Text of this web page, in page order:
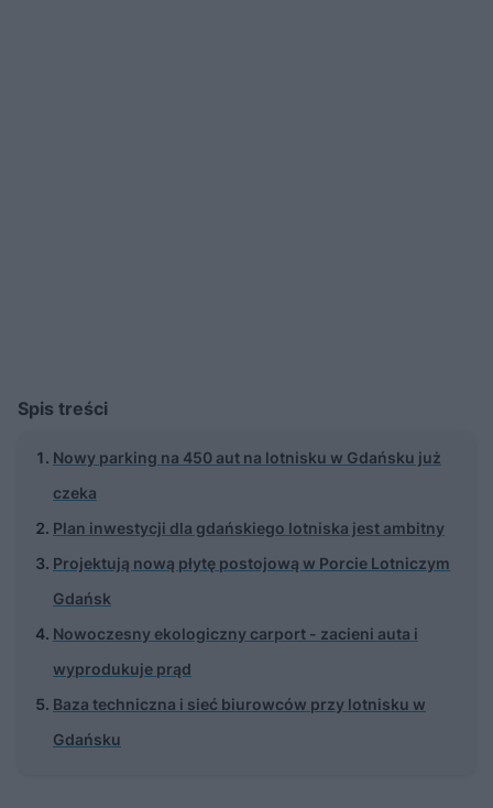
Spis treści
Nowy parking na 450 aut na lotnisku w Gdańsku już
czeka
Plan inwestycji dla gdańskiego lotniska jest ambitny
Projektują nową płytę postojową w Porcie Lotniczym
Gdańsk
Nowoczesny ekologiczny carport - zacieni auta i
wyprodukuje prąd
Baza techniczna i sieć biurowców przy lotnisku w
Gdańsku